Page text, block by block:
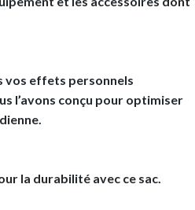
vos effets personnels
l’avons conçu pour optimiser
la durabilité avec ce sac.